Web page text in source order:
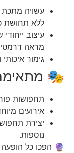
עשויה מתכת
ללא תחושת
עיצוב
מראה דרמטי
גימור
🎭
תחפושות
אירועים
יצירת
נוספות.
🔮 הפכו כל